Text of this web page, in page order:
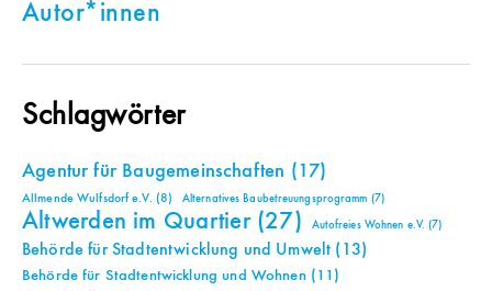
Autor*innen
Schlagwörter
Agentur für Baugemeinschaften (17)
Allmende Wulfsdorf e.V. (8) Alternatives Baubetreuungsprogramm (7)
Altwerden im Quartier(27) Autofreies Wohnen e.V. (7)
Behörde für Stadtentwicklung und Umwelt (13)
Behörde für Stadtentwicklung und Wohnen(11)